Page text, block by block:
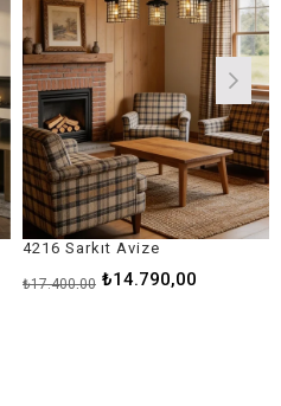
4216 Sarkıt Avize
₺14.790,00
₺17.400,00